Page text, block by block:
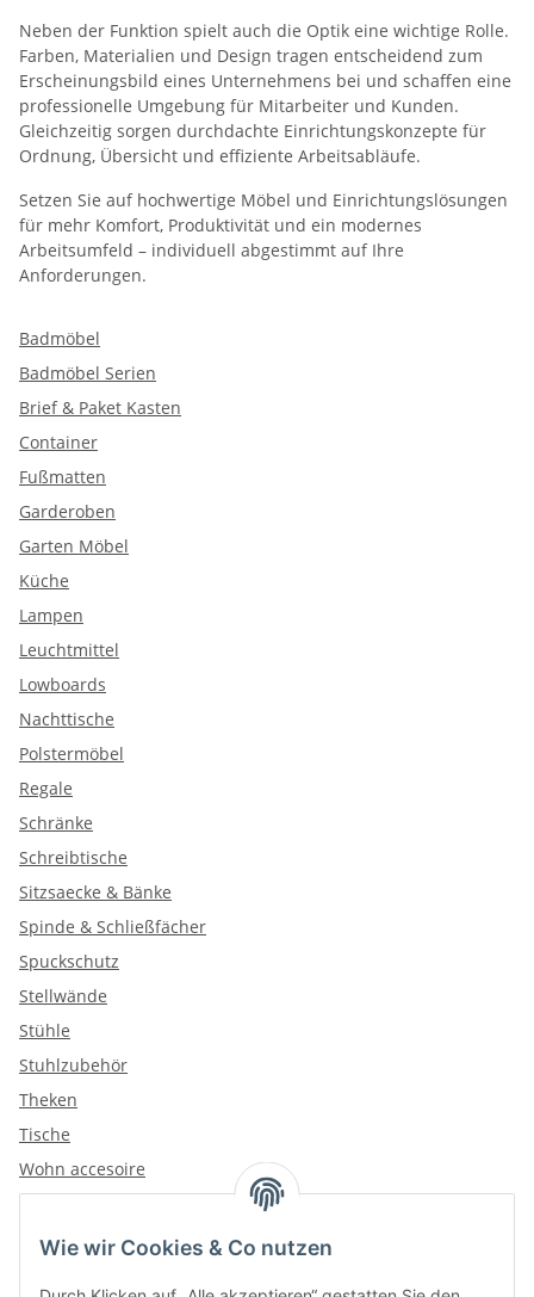
Wie wir Cookies & Co nutzen
Neben der Funktion spielt auch die Optik eine wichtige Rolle.
Farben, Materialien und Design tragen entscheidend zum
Erscheinungsbild eines Unternehmens bei und schaffen eine
professionelle Umgebung für Mitarbeiter und Kunden.
Gleichzeitig sorgen durchdachte Einrichtungskonzepte für
Ordnung, Übersicht und effiziente Arbeitsabläufe.
Setzen Sie auf hochwertige Möbel und Einrichtungslösungen
für mehr Komfort, Produktivität und ein modernes
Arbeitsumfeld – individuell abgestimmt auf Ihre
Anforderungen.
Badmöbel
Badmöbel Serien
Brief & Paket Kasten
Container
Fußmatten
Garderoben
Garten Möbel
Küche
Lampen
Leuchtmittel
Lowboards
Nachttische
Polstermöbel
Regale
Schränke
Schreibtische
Sitzsaecke & Bänke
Spinde & Schließfächer
Spuckschutz
Stellwände
Stühle
Stuhlzubehör
Theken
Tische
Wohn accesoire
Kategorien